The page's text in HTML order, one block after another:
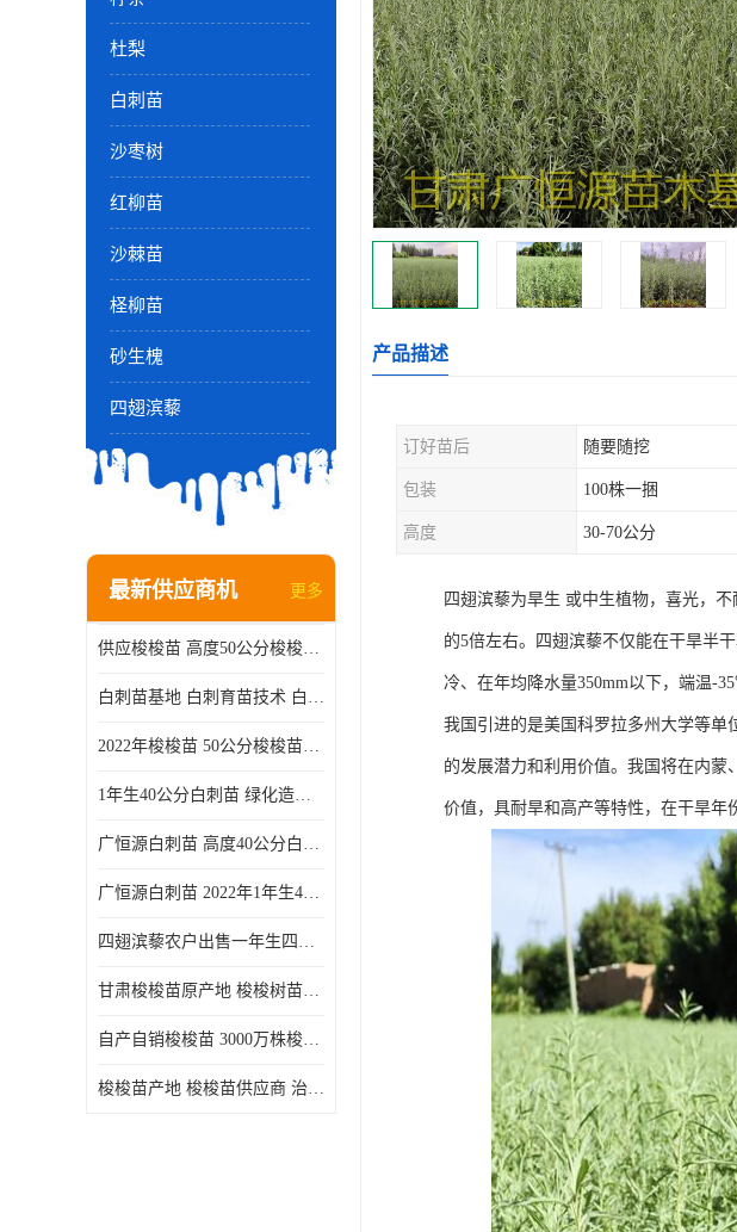
杜梨
白刺苗
沙枣树
红柳苗
沙棘苗
柽柳苗
砂生槐
四翅滨藜
最新供应商机 更多
供应梭梭苗 高度50公分梭梭种苗基地 一手货源无中介
白刺苗基地 白刺育苗技术 白刺苗产地
2022年梭梭苗 50公分梭梭苗产地 沙漠绿化梭梭苗基地 提供技术
1年生40公分白刺苗 绿化造林白刺树苗
广恒源白刺苗 高度40公分白刺树苗
广恒源白刺苗 2022年1年生40公分白刺树苗
四翅滨藜农户出售一年生四翅滨藜各种规格四翅滨黎产地货源
甘肃梭梭苗原产地 梭梭树苗种植技术 梭梭种苗基地
自产自销梭梭苗 3000万株梭梭种苗供应 办理检疫全国发货
梭梭苗产地 梭梭苗供应商 治沙造林梭梭种苗 自产自销
产品描述
订好苗后 随要随挖
包装 100株一捆
高度 30-70公分
四翅滨藜为旱生 或中生植物，喜光，
的5倍左右。四翅滨藜不仅能在干旱半
冷、在年均降水量350mm以下，端温-
我国引进的是美国科罗拉多州大学等单
的发展潜力和利用价值。我国将在内
价值，具耐旱和高产等特性，在干旱年